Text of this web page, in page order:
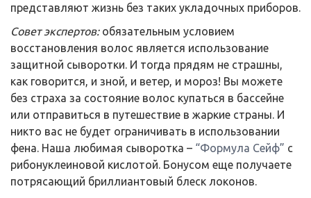
представляют жизнь без таких укладочных приборов.
Совет экспертов: обязательным условием
восстановления волос является использование
защитной сыворотки. И тогда прядям не страшны,
как говорится, и зной, и ветер, и мороз! Вы можете
без страха за состояние волос купаться в бассейне
или отправиться в путешествие в жаркие страны. И
никто вас не будет ограничивать в использовании
фена. Наша любимая сыворотка – “Формула Сейф” с
рибонуклеиновой кислотой. Бонусом еще получаете
потрясающий бриллиантовый блеск локонов.